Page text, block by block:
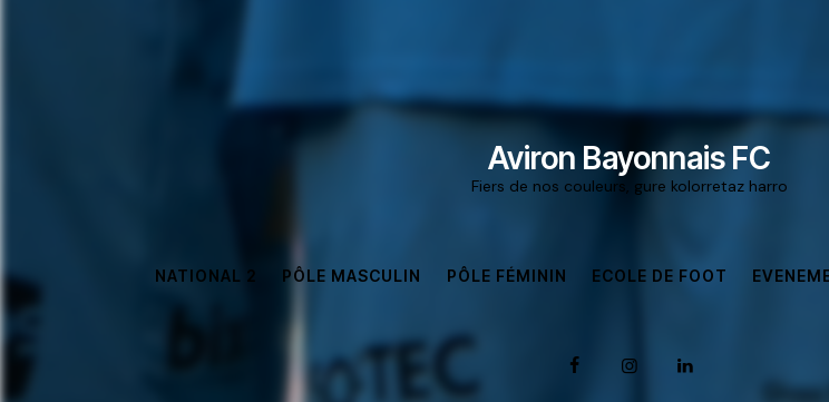
Aviron Bayonnais FC
Fiers de nos couleurs, gure kolorretaz harro
NATIONAL 2 PÔLE MASCULIN PÔLE FÉMININ ECOLE DE FOOT